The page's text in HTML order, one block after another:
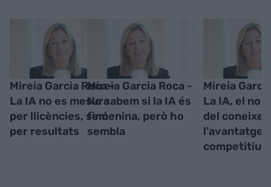
Mireia Garcia Roca -
La IA no es mesura
per llicències, sinó
per resultats
Mireia Garcia Roca -
No sabem si la IA és
femenina, però ho
sembla
Mireia
La IA, el
del
l'avantatge
competitiu